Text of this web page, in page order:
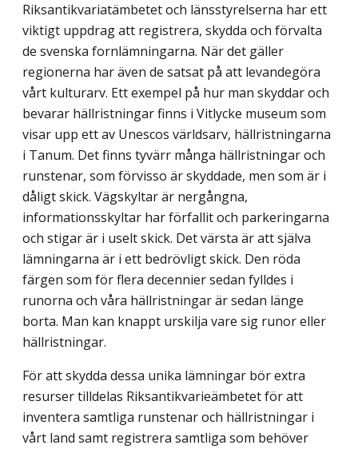
Riksantikvariatämbetet och länsstyrelserna har ett
viktigt uppdrag att registrera, skydda och förvalta
de svenska fornlämningarna. När det gäller
regionerna har även de satsat på att levandegöra
vårt kulturarv. Ett exempel på hur man skyddar och
bevarar hällristningar finns i Vitlycke museum som
visar upp ett av Unescos världsarv, hällristningarna
i Tanum. Det finns tyvärr många hällristningar och
runstenar, som förvisso är skyddade, men som är i
dåligt skick. Vägskyltar är nergångna,
informationsskyltar har förfallit och parkeringarna
och stigar är i uselt skick. Det värsta är att själva
lämningarna är i ett bedrövligt skick. Den röda
färgen som för flera decennier sedan fylldes i
runorna och våra hällristningar är sedan länge
borta. Man kan knappt urskilja vare sig runor eller
hällristningar.
För att skydda dessa unika lämningar bör extra
resurser tilldelas Riksantikvarie­ämbetet för att
inventera samtliga runstenar och hällristningar i
vårt land samt registrera samtliga som behöver